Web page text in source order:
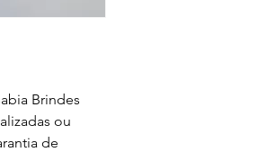
Brindes
ou
de